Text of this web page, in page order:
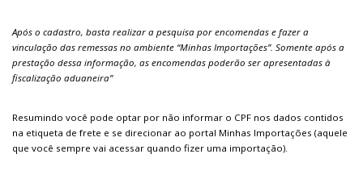
Após o cadastro, basta realizar a pesquisa por encomendas e fazer a
vinculação das remessas no ambiente “Minhas Importações”. Somente após a
prestação dessa informação, as encomendas poderão ser apresentadas à
fiscalização aduaneira”
Resumindo você pode optar por não informar o CPF nos dados contidos
na etiqueta de frete e se direcionar ao portal Minhas Importações (aquele
que você sempre vai acessar quando fizer uma importação).